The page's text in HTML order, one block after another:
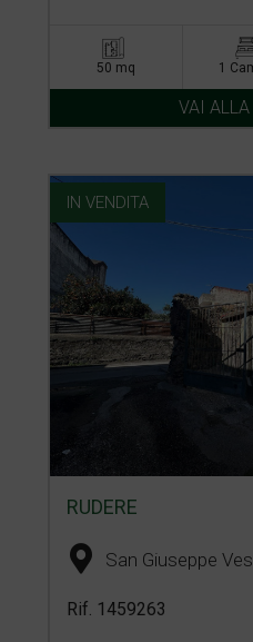
50 mq 1
VAI ALLA
IN VENDITA
RUDERE
San Giuseppe
Rif. 1459263